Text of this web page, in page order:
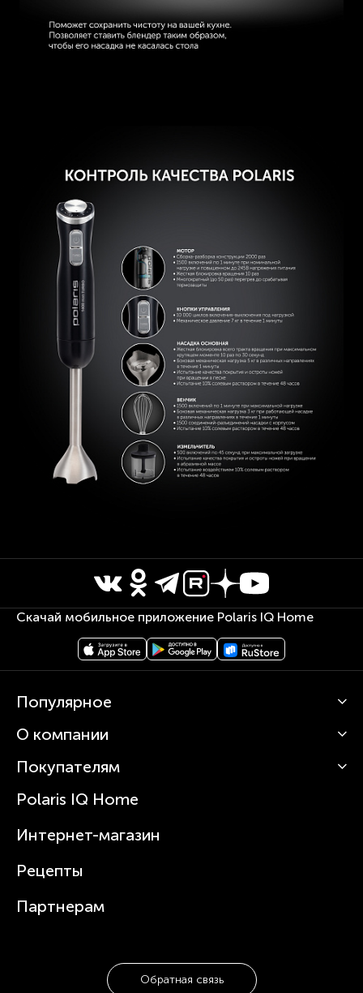
Скачай мобильное приложение Polaris IQ Home
Популярное
Кофемашины
Вертикальные пылесосы
Зубные щетки и ирригаторы
Увлажнители
Посуда
О компании
О Polaris
Статьи
Покупателям
Сервисные центры
Где купить
Polaris IQ Home
Интернет-магазин
Рецепты
Партнерам
Обратная связь